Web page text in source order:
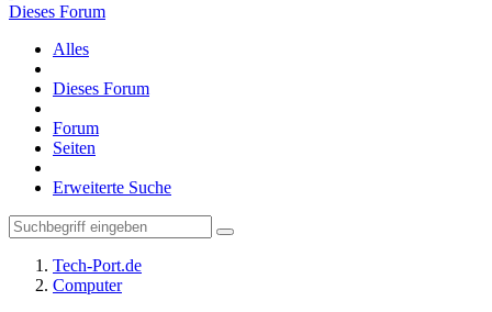
Dieses Forum
Alles
Dieses Forum
Forum
Seiten
Erweiterte Suche
Tech-Port.de
Computer